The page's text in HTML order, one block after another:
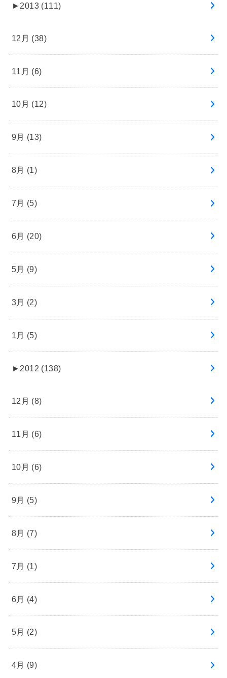
► 2013 (111)
12月 (38)
11月 (6)
10月 (12)
9月 (13)
8月 (1)
7月 (5)
6月 (20)
5月 (9)
3月 (2)
1月 (5)
► 2012 (138)
12月 (8)
11月 (6)
10月 (6)
9月 (5)
8月 (7)
7月 (1)
6月 (4)
5月 (2)
4月 (9)